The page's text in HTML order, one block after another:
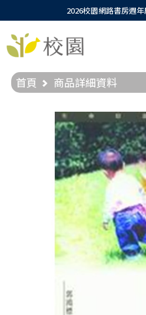
2026校園網路書房週
首頁 商品詳細資料